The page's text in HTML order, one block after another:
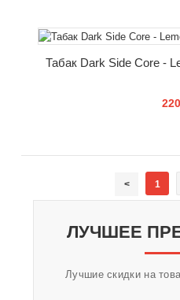
< 1
ЛУЧШЕЕ
Лучшие скидки на